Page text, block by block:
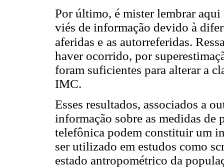
Por último, é mister lembrar
viés de informação devido à
aferidas e as autorreferidas.
haver ocorrido, por
foram suficientes para alterar a
IMC.
Esses resultados, associados a
informação sobre as medidas de
telefônica podem constituir um
ser utilizado em estudos como
estado antropométrico da